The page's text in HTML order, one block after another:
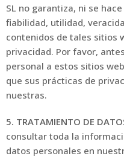
SL no garantiza, ni se
fiabilidad, utilidad,
contenidos de tales sitios
privacidad. Por favor,
personal a estos sitios
que sus prácticas de
nuestras.
5. TRATAMIENTO DE
consultar toda la
datos personales en